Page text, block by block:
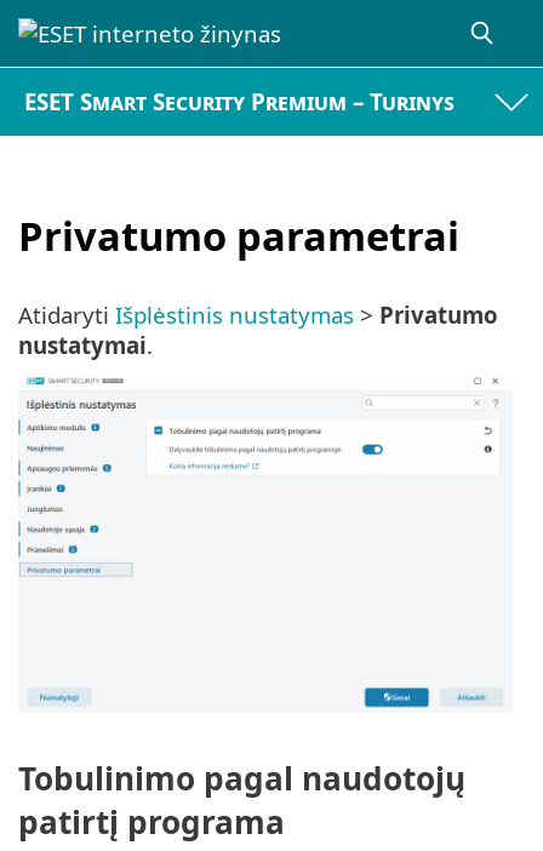
ESET Smart Security Premium – Turinys
Privatumo parametrai
Atidaryti Išplėstinis nustatymas > Privatumo
nustatymai.
Tobulinimo pagal naudotojų
patirtį programa